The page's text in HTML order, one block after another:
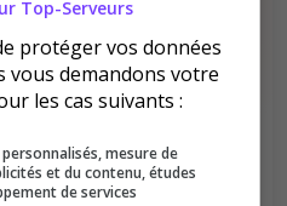
sur ce serveur.
Staff du serveur
Disponibilité
Top-Serveurs
protéger vos données
vous demandons votre
les cas suivants :
mesure de
et du contenu, études
de services